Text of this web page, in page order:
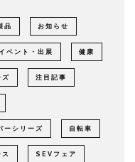
品 お知らせ
ベント・出展 健康
ズ 注目記事
ーシリーズ 自転車
ス SEVフェア